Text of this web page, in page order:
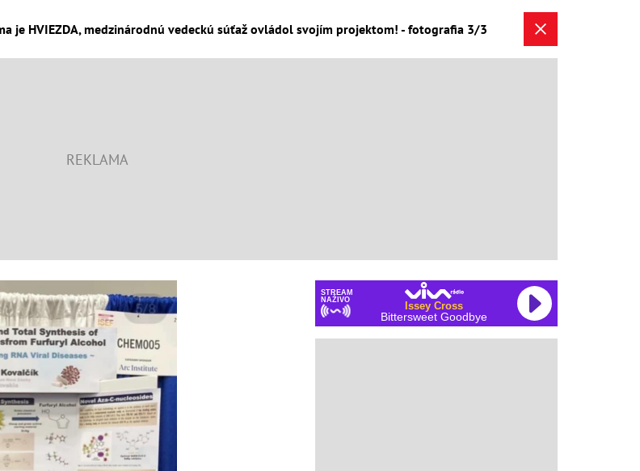
je HVIEZDA, medzinárodnú vedeckú súťaž ovládol svojím projektom! - fotografia 3/3
STREAM
NAŽIVO
Issey Cross
Bittersweet Goodbye